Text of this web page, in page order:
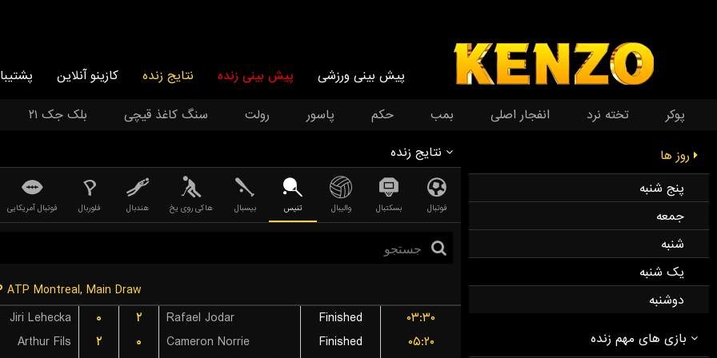
پیش بینی ورزشی پیش بینی زنده نتایج زنده کازینو آنلاین
پوکر تخته نرد انفجار اصلی بمب حکم پاسور رولت سنگ کاغذ قیچی بلک جک ۲۱
روز ها
پنج شنبه
جمعه
شنبه
یک شنبه
دوشنبه
نتایج زنده
فوتبال بسکتبال والیبال تنیس بیسبال هاکی روی یخ هندبال فلوربال فوتبال آمریکایی
ATP Montreal, Main Draw
Jiri Lehecka
۰ ۲ Rafael Jodar Finished
۰۳:۳۰
Arthur Fils
۲ ۰ Cameron Norrie Finished
۰۵:۲۰